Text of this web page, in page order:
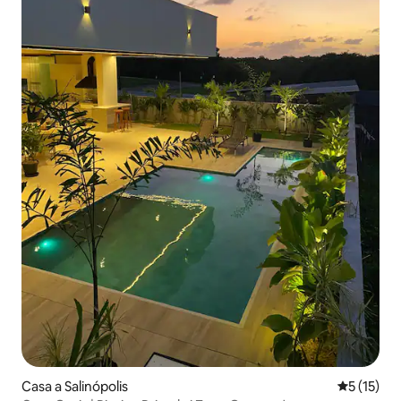
Casa a Salinópolis 5 de
5 (15)